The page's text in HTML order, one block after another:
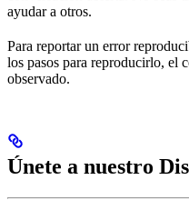
ayudar a otros.
Para reportar un error
los pasos para reproducirlo, el
observado.
Únete a nuestro